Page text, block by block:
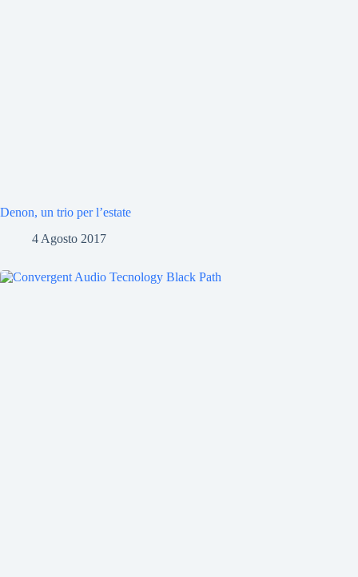
Denon, un trio per l’estate
4 Agosto 2017